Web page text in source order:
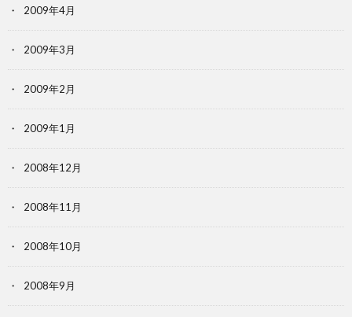
2009年4月
2009年3月
2009年2月
2009年1月
2008年12月
2008年11月
2008年10月
2008年9月